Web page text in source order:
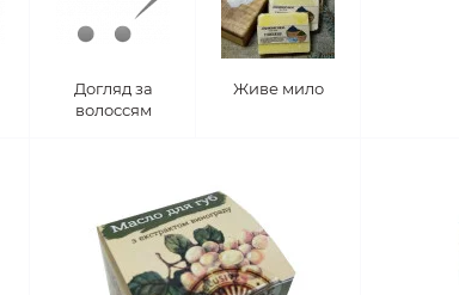
Догляд за
волоссям
Живе мило